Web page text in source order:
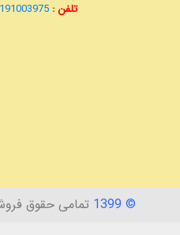
تلفن :
© 1399 تمامی حقوق